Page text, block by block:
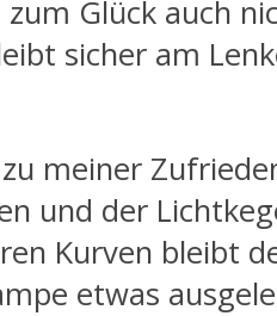
Glück auch
sicher am
meiner
und der
Kurven bleibt
etwas